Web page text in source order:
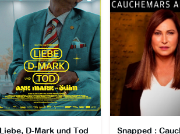
D-Mark und Tod